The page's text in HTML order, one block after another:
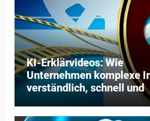
KI-Erklärvideos: Wie
Unternehmen komplexe
verständlich, schnell und
kosteneffizient